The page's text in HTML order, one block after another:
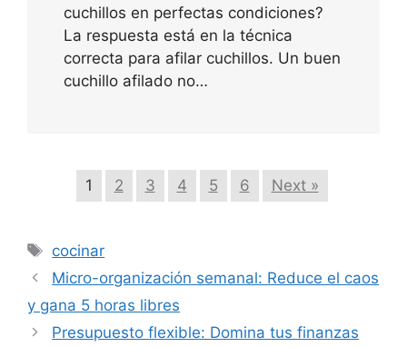
cuchillos en perfectas condiciones?
La respuesta está en la técnica
correcta para afilar cuchillos. Un buen
cuchillo afilado no…
1 2 3 4 5 6 Next »
Etiquetas
cocinar
Micro-organización semanal: Reduce el caos
y gana 5 horas libres
Presupuesto flexible: Domina tus finanzas